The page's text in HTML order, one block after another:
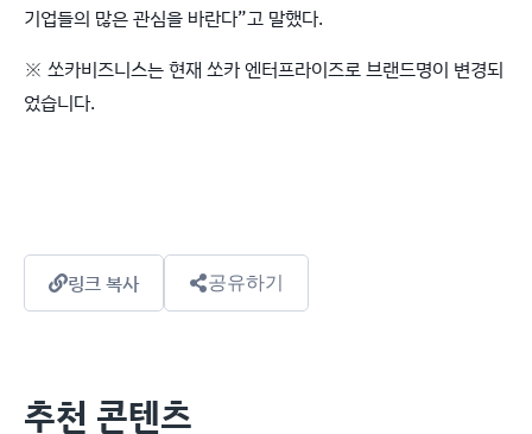
기업들의 많은 관심을 바란다”고 말했다.
※ 쏘카비즈니스는 현재 쏘카 엔터프라이즈로 브랜드명이 변경되
었습니다.
링크 복사 공유하기
추천 콘텐츠